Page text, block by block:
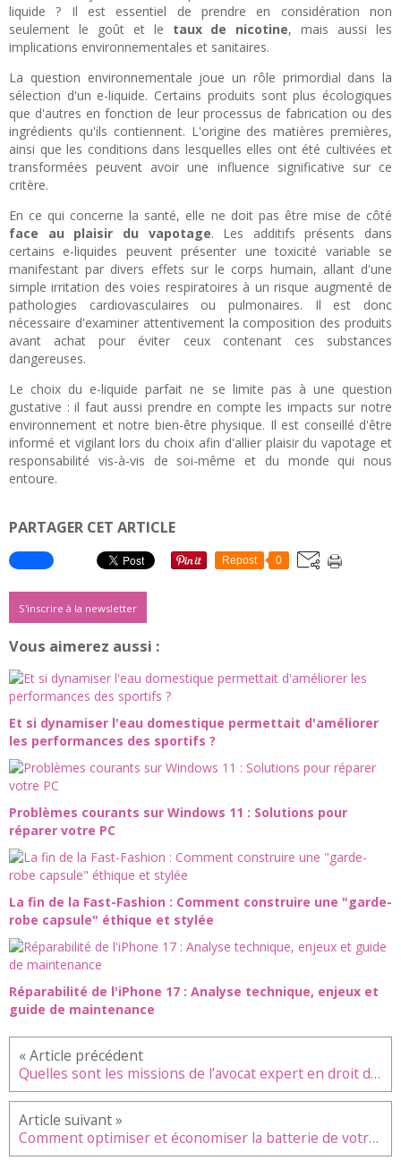
liquide ? Il est essentiel de prendre en considération non
seulement le goût et le taux de nicotine, mais aussi les
implications environnementales et sanitaires.
La question environnementale joue un rôle primordial dans la
sélection d'un e-liquide. Certains produits sont plus écologiques
que d'autres en fonction de leur processus de fabrication ou des
ingrédients qu'ils contiennent. L'origine des matières premières,
ainsi que les conditions dans lesquelles elles ont été cultivées et
transformées peuvent avoir une influence significative sur ce
critère.
En ce qui concerne la santé, elle ne doit pas être mise de côté
face au plaisir du vapotage. Les additifs présents dans
certains e-liquides peuvent présenter une toxicité variable se
manifestant par divers effets sur le corps humain, allant d'une
simple irritation des voies respiratoires à un risque augmenté de
pathologies cardiovasculaires ou pulmonaires. Il est donc
nécessaire d'examiner attentivement la composition des produits
avant achat pour éviter ceux contenant ces substances
dangereuses.
Le choix du e-liquide parfait ne se limite pas à une question
gustative : il faut aussi prendre en compte les impacts sur notre
environnement et notre bien-être physique. Il est conseillé d'être
informé et vigilant lors du choix afin d'allier plaisir du vapotage et
responsabilité vis-à-vis de soi-même et du monde qui nous
entoure.
PARTAGER CET ARTICLE
Repost 0
S'inscrire à la newsletter
Vous aimerez aussi :
Et si dynamiser l'eau domestique permettait d'améliorer
les performances des sportifs ?
Problèmes courants sur Windows 11 : Solutions pour
réparer votre PC
La fin de la Fast-Fashion : Comment construire une "garde-
robe capsule" éthique et stylée
Réparabilité de l'iPhone 17 : Analyse technique, enjeux et
guide de maintenance
Quelles sont les missions de l’avocat expert en droit de la construction et dans le domaine des travaux de rénovation énergétique ?
Comment optimiser et économiser la batterie de votre Samsung Galaxy S24